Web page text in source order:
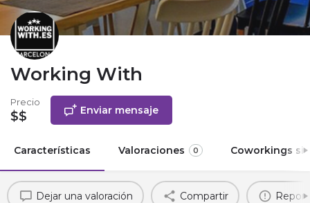
Working With
Precio
$$ Enviar mensaje
Características Valoraciones 0 Coworkings
Dejar una valoración Compartir